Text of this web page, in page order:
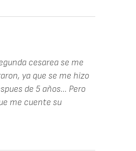
cesarea se me
ya que se me hizo
de 5 años... Pero
me cuente su